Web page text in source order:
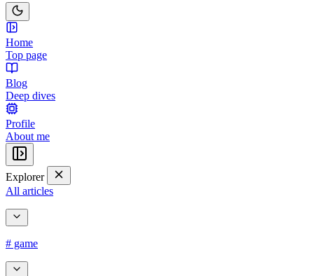
Home
Top page
Blog
Deep dives
Profile
About me
Explorer
All articles
# game